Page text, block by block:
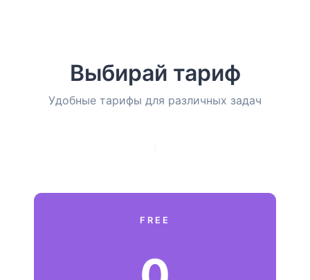
Выбирай тариф
Удобные тарифы для различных задач
FREE